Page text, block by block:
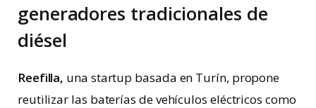
generadores tradicionales de
diésel
Reefilla, una startup basada en Turín, propone
reutilizar las baterías de vehículos eléctricos como